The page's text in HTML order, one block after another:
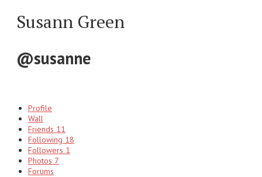
Susann Green
@susanne
Profile
Wall
Friends 11
Following 18
Followers 1
Photos 7
Forums